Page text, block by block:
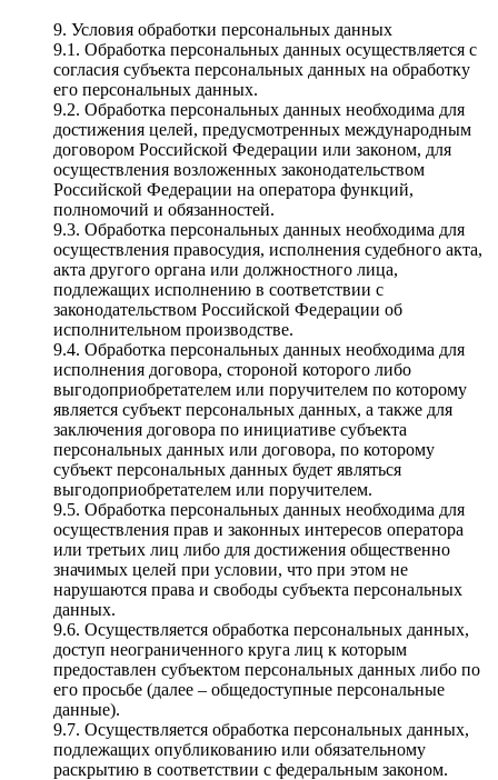
9. Условия обработки персональных данных
9.1. Обработка персональных данных осуществляется с
согласия субъекта персональных данных на обработку
его персональных данных.
9.2. Обработка персональных данных необходима для
достижения целей, предусмотренных международным
договором Российской Федерации или законом, для
осуществления возложенных законодательством
Российской Федерации на оператора функций,
полномочий и обязанностей.
9.3. Обработка персональных данных необходима для
осуществления правосудия, исполнения судебного акта,
акта другого органа или должностного лица,
подлежащих исполнению в соответствии с
законодательством Российской Федерации об
исполнительном производстве.
9.4. Обработка персональных данных необходима для
исполнения договора, стороной которого либо
выгодоприобретателем или поручителем по которому
является субъект персональных данных, а также для
заключения договора по инициативе субъекта
персональных данных или договора, по которому
субъект персональных данных будет являться
выгодоприобретателем или поручителем.
9.5. Обработка персональных данных необходима для
осуществления прав и законных интересов оператора
или третьих лиц либо для достижения общественно
значимых целей при условии, что при этом не
нарушаются права и свободы субъекта персональных
данных.
9.6. Осуществляется обработка персональных данных,
доступ неограниченного круга лиц к которым
предоставлен субъектом персональных данных либо по
его просьбе (далее – общедоступные персональные
данные).
9.7. Осуществляется обработка персональных данных,
подлежащих опубликованию или обязательному
раскрытию в соответствии с федеральным законом.